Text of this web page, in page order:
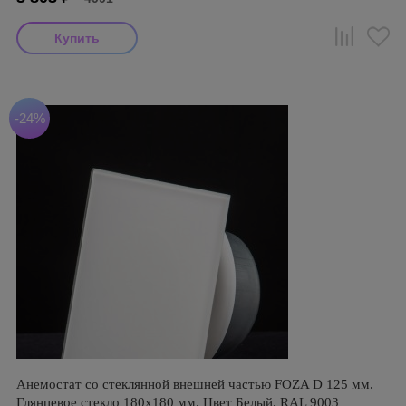
-24%
Анемостат со стеклянной внешней частью FOZA D 125 мм.
Глянцевое стекло 180х180 мм. Цвет Белый. RAL 9003